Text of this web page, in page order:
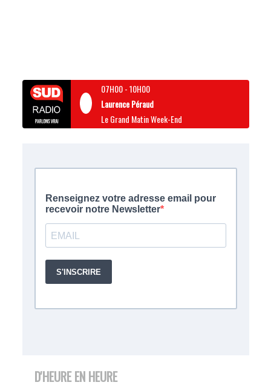
07H00-10H00
Laurence Péraud
Le Grand Matin Week-End
D'HEURE EN HEURE